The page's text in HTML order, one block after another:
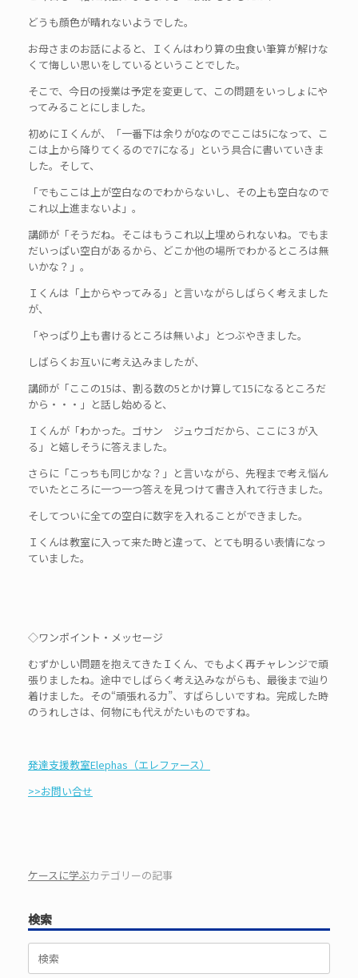
どうも顔色が晴れないようでした。
お母さまのお話によると、Ｉくんはわり算の虫食い筆算が解けな
くて悔しい思いをしているということでした。
そこで、今日の授業は予定を変更して、この問題をいっしょにや
ってみることにしました。
初めにＩくんが、「一番下は余りが0なのでここは5になって、こ
こは上から降りてくるので7になる」という具合に書いていきま
した。そして、
「でもここは上が空白なのでわからないし、その上も空白なので
これ以上進まないよ」。
講師が「そうだね。そこはもうこれ以上埋められないね。でもま
だいっぱい空白があるから、どこか他の場所でわかるところは無
いかな？」。
Ｉくんは「上からやってみる」と言いながらしばらく考えました
が、
「やっぱり上も書けるところは無いよ」とつぶやきました。
しばらくお互いに考え込みましたが、
講師が「ここの15は、割る数の5とかけ算して15になるところだ
から・・・」と話し始めると、
Ｉくんが「わかった。ゴサン ジュウゴだから、ここに３が入
る」と嬉しそうに答えました。
さらに「こっちも同じかな？」と言いながら、先程まで考え悩ん
でいたところに一つ一つ答えを見つけて書き入れて行きました。
そしてついに全ての空白に数字を入れることができました。
Ｉくんは教室に入って来た時と違って、とても明るい表情になっ
ていました。
◇ワンポイント・メッセージ
むずかしい問題を抱えてきたＩくん、でもよく再チャレンジで頑
張りましたね。途中でしばらく考え込みながらも、最後まで辿り
着けました。その“頑張れる力”、すばらしいですね。完成した時
のうれしさは、何物にも代えがたいものですね。
発達支援教室Elephas（エレファース）
>>お問い合せ
ケースに学ぶカテゴリーの記事
検索